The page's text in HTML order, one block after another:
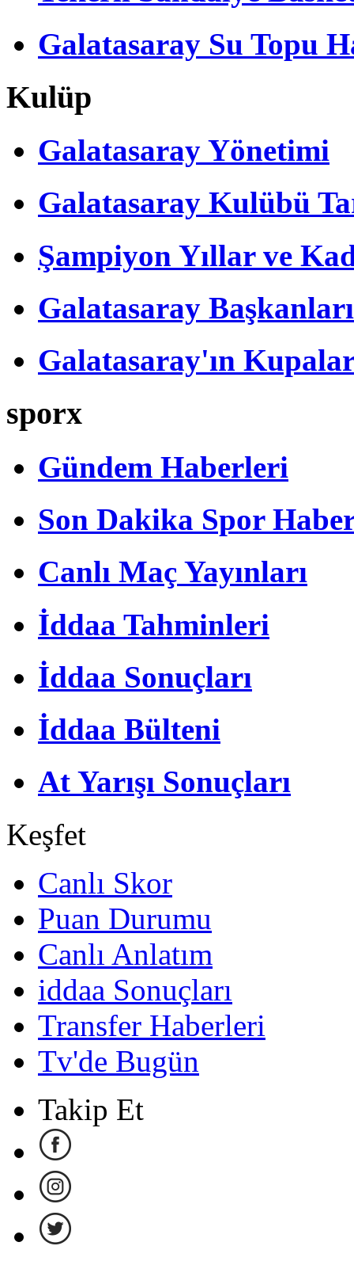
Galatasaray Su Topu
Kulüp
Galatasaray Yönetimi
Galatasaray Kulübü
Şampiyon Yıllar ve
Galatasaray Başkanları
Galatasaray'ın
sporx
Gündem Haberleri
Son Dakika Spor
Canlı Maç Yayınları
İddaa Tahminleri
İddaa Sonuçları
İddaa Bülteni
At Yarışı Sonuçları
Keşfet
Canlı Skor
Puan Durumu
Canlı Anlatım
iddaa Sonuçları
Transfer Haberleri
Tv'de Bugün
Takip Et